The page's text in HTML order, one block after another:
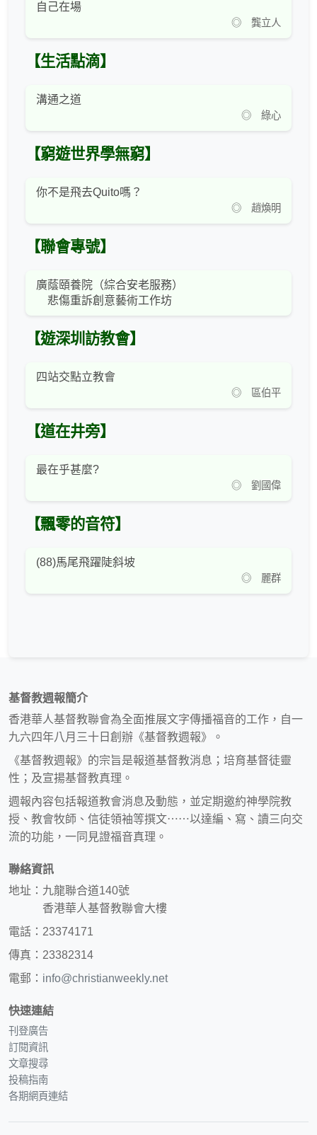
自己在場
◎ 龔立人
【生活點滴】
溝通之道
◎ 綠心
【窮遊世界學無窮】
你不是飛去Quito嗎？
◎ 趙煥明
【聯會專號】
廣蔭頤養院（綜合安老服務）
悲傷重訴創意藝術工作坊
【遊深圳訪教會】
四站交點立教會
◎ 區伯平
【道在井旁】
最在乎甚麼?
◎ 劉國偉
【飄零的音符】
(88)馬尾飛躍陡斜坡
◎ 麗群
基督教週報簡介
香港華人基督教聯會為全面推展文字傳播福音的工作，自一
九六四年八月三十日創辦《基督教週報》。
《基督教週報》的宗旨是報道基督教消息；培育基督徒靈
性；及宣揚基督教真理。
週報內容包括報道教會消息及動態，並定期邀約神學院教
授、教會牧師、信徒領袖等撰文⋯⋯以達編、寫、讀三向交
流的功能，一同見證福音真理。
聯絡資訊
地址：九龍聯合道140號
香港華人基督教聯會大樓
電話：23374171
傳真：23382314
電郵： info@christianweekly.net
快速連結
刊登廣告
訂閱資訊
文章搜尋
投稿指南
各期網頁連結